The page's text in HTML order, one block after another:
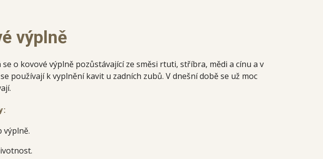
výplně
se o kovové výplně pozůstávající ze směsi rtuti, stříbra, mědi a cínu a v
používají k vyplnění kavit u zadních zubů. V dnešní době se už moc
výplně.